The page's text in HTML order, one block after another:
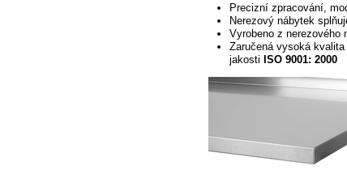
Preciznízpracování,
Nerezový nábytek
Vyrobeno z nerezového
Zaručená vysoká
jakosti ISO 9001: 2000